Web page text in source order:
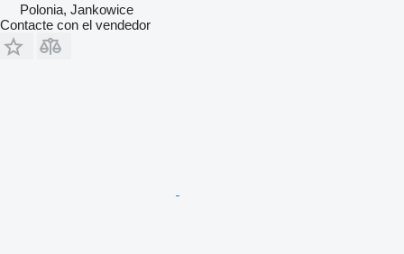
Polonia, Jankowice
Contacte con el vendedor